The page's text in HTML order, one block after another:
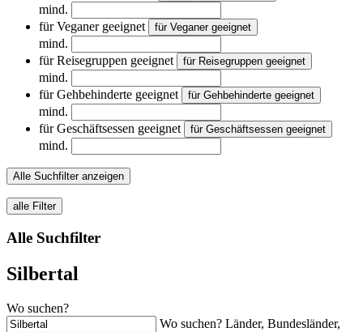
mind.
für Veganer geeignet
für Veganer geeignet
mind.
für Reisegruppen geeignet
für Reisegruppen geeignet
mind.
für Gehbehinderte geeignet
für Gehbehinderte geeignet
mind.
für Geschäftsessen geeignet
für Geschäftsessen geeignet
mind.
Alle Suchfilter anzeigen
alle Filter
Alle Suchfilter
Silbertal
Wo suchen?
Wo suchen? Länder, Bundesländer,